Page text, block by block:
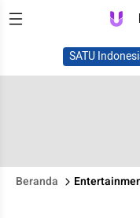
SATU
Beranda